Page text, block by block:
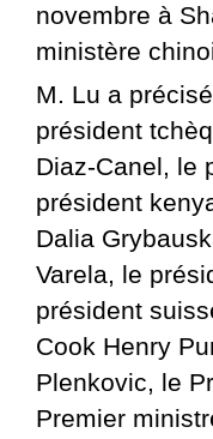
novembre à
ministère
M. Lu a
président
Diaz-Canel, le
président
Dalia
Varela, le
président
Cook Henry
Plenkovic, le
Premier